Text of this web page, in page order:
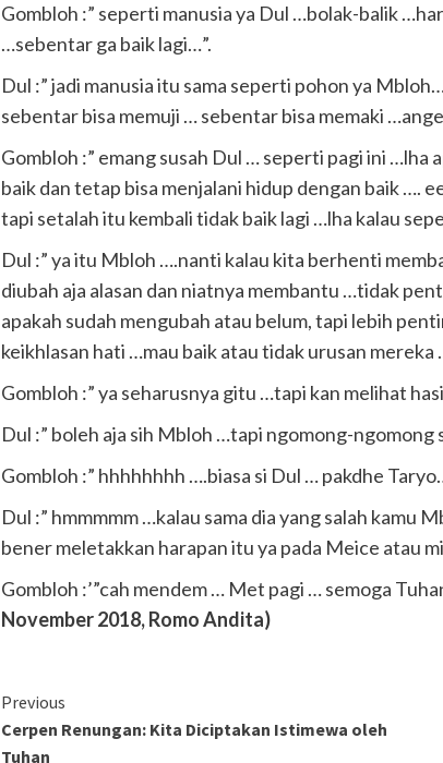
Gombloh :” seperti manusia ya Dul …bolak-balik
…sebentar ga baik lagi…”.
Dul :” jadi manusia itu sama seperti pohon ya
sebentar bisa memuji … sebentar bisa memaki
Gombloh :” emang susah Dul … seperti pagi ini …lha
baik dan tetap bisa menjalani hidup dengan baik ….
tapi setalah itu kembali tidak baik lagi …lha kalau
Dul :” ya itu Mbloh ….nanti kalau kita berhenti
diubah aja alasan dan niatnya membantu …tidak
apakah sudah mengubah atau belum, tapi lebih
keikhlasan hati …mau baik atau tidak urusan mereka
Gombloh :” ya seharusnya gitu …tapi kan melihat
Dul :” boleh aja sih Mbloh …tapi ngomong-ngomong
Gombloh :” hhhhhhhh ….biasa si Dul … pakdhe
Dul :” hmmmmm …kalau sama dia yang salah kamu
bener meletakkan harapan itu ya pada Meice atau
Gombloh :’”cah mendem … Met pagi … semoga
November 2018, Romo Andita)
Continue
Reading
Previous
Cerpen Renungan: Kita Diciptakan Istimewa oleh
Tuhan